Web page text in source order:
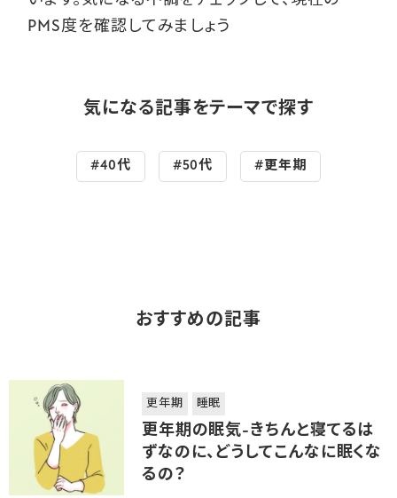
PMS度を確認してみましょう
気になる記事をテーマで探す
#40代 #50代 #更年期
おすすめの記事
更年期 睡眠
更年期の眠気-きちんと寝てるは
ずなのに、どうしてこんなに眠くな
るの？